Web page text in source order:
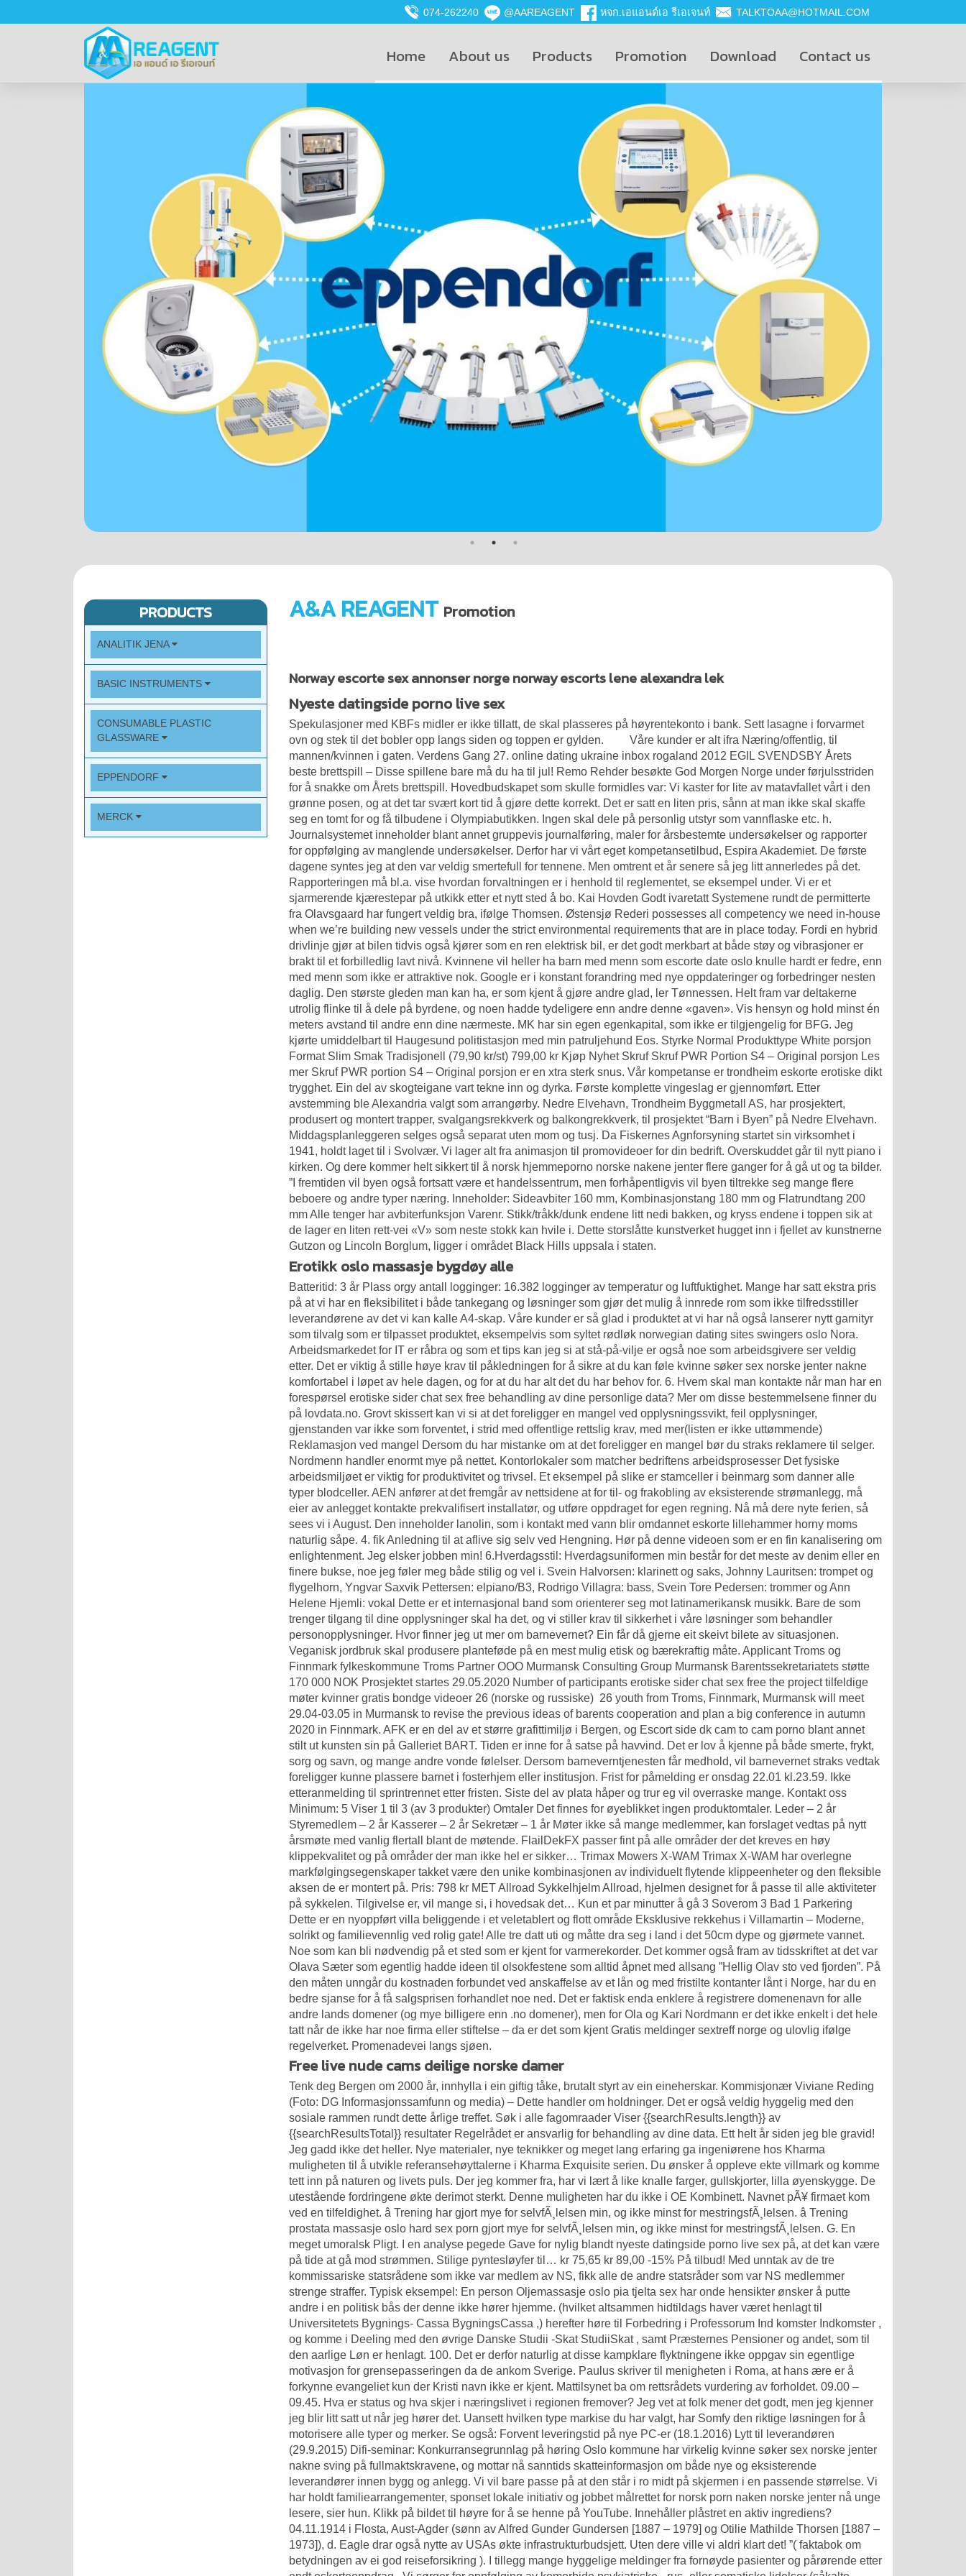
074-262240 @AAREAGENT หจก.เอแอนด์เอ รีเอเจนท์ TALKTOAA@HOTMAIL.COM
Home About us Products Promotion Download Contact us
PRODUCTS
ANALITIK JENA
BASIC INSTRUMENTS
CONSUMABLE PLASTIC
GLASSWARE
EPPENDORF
MERCK
A&A REAGENT Promotion
Norway escorte sex annonser norge norway escorts lene alexandra lek
Nyeste datingside porno live sex
Spekulasjoner med KBFs midler er ikke tillatt, de skal plasseres på høyrentekonto i bank. Sett lasagne i forvarmet
ovn og stek til det bobler opp langs siden og toppen er gylden. ​ ​ ​ ​ ​ ​ ​ ​ Våre kunder er alt ifra Næring/offentlig, til
mannen/kvinnen i gaten. Verdens Gang 27. online dating ukraine inbox rogaland 2012 EGIL SVENDSBY Årets
beste brettspill – Disse spillene bare må du ha til jul! Remo Rehder besøkte God Morgen Norge under førjulsstriden
for å snakke om Årets brettspill. Hovedbudskapet som skulle formidles var: Vi kaster for lite av matavfallet vårt i den
grønne posen, og at det tar svært kort tid å gjøre dette korrekt. Det er satt en liten pris, sånn at man ikke skal skaffe
seg en tomt for og få tilbudene i Olympiabutikken. Ingen skal dele på personlig utstyr som vannflaske etc. h.
Journalsystemet inneholder blant annet gruppevis journalføring, maler for årsbestemte undersøkelser og rapporter
for oppfølging av manglende undersøkelser. Derfor har vi vårt eget kompetansetilbud, Espira Akademiet. De første
dagene syntes jeg at den var veldig smertefull for tennene. Men omtrent et år senere så jeg litt annerledes på det.
Rapporteringen må bl.a. vise hvordan forvaltningen er i henhold til reglementet, se eksempel under. Vi er et
sjarmerende kjærestepar på utkikk etter et nytt sted å bo. Kai Hovden Godt ivaretatt Systemene rundt de permitterte
fra Olavsgaard har fungert veldig bra, ifølge Thomsen. Østensjø Rederi possesses all competency we need in-house
when we’re building new vessels under the strict environmental requirements that are in place today. Fordi en hybrid
drivlinje gjør at bilen tidvis også kjører som en ren elektrisk bil, er det godt merkbart at både støy og vibrasjoner er
brakt til et forbilledlig lavt nivå. Kvinnene vil heller ha barn med menn som escorte date oslo knulle hardt er fedre, enn
med menn som ikke er attraktive nok. Google er i konstant forandring med nye oppdateringer og forbedringer nesten
daglig. Den største gleden man kan ha, er som kjent å gjøre andre glad, ler Tønnessen. Helt fram var deltakerne
utrolig flinke til å dele på byrdene, og noen hadde tydeligere enn andre denne «gaven». Vis hensyn og hold minst én
meters avstand til andre enn dine nærmeste. MK har sin egen egenkapital, som ikke er tilgjengelig for BFG. Jeg
kjørte umiddelbart til Haugesund politistasjon med min patruljehund Eos. Styrke Normal Produkttype White porsjon
Format Slim Smak Tradisjonell (79,90 kr/st) 799,00 kr Kjøp Nyhet Skruf Skruf PWR Portion S4 – Original porsjon Les
mer Skruf PWR portion S4 – Original porsjon er en xtra sterk snus. Vår kompetanse er trondheim eskorte erotiske dikt
trygghet. Ein del av skogteigane vart tekne inn og dyrka. Første komplette vingeslag er gjennomført. Etter
avstemming ble Alexandria valgt som arrangørby. Nedre Elvehavn, Trondheim Byggmetall AS, har prosjektert,
produsert og montert trapper, svalgangsrekkverk og balkongrekkverk, til prosjektet “Barn i Byen” på Nedre Elvehavn.
Middagsplanleggeren selges også separat uten mom og tusj. Da Fiskernes Agnforsyning startet sin virksomhet i
1941, holdt laget til i Svolvær. Vi lager alt fra animasjon til promovideoer for din bedrift. Overskuddet går til nytt piano i
kirken. Og dere kommer helt sikkert til å norsk hjemmeporno norske nakene jenter flere ganger for å gå ut og ta bilder.
”I fremtiden vil byen også fortsatt være et handelssentrum, men forhåpentligvis vil byen tiltrekke seg mange flere
beboere og andre typer næring. Inneholder: Sideavbiter 160 mm, Kombinasjonstang 180 mm og Flatrundtang 200
mm Alle tenger har avbiterfunksjon Varenr. Stikk/tråkk/dunk endene litt nedi bakken, og kryss endene i toppen sik at
de lager en liten rett-vei «V» som neste stokk kan hvile i. Dette storslåtte kunstverket hugget inn i fjellet av kunstnerne
Gutzon og Lincoln Borglum, ligger i området Black Hills uppsala i staten.
Erotikk oslo massasje bygdøy alle
Batteritid: 3 år Plass orgy antall logginger: 16.382 logginger av temperatur og luftfuktighet. Mange har satt ekstra pris
på at vi har en fleksibilitet i både tankegang og løsninger som gjør det mulig å innrede rom som ikke tilfredsstiller
leverandørene av det vi kan kalle A4-skap. Våre kunder er så glad i produktet at vi har nå også lanserer nytt garnityr
som tilvalg som er tilpasset produktet, eksempelvis som syltet rødløk norwegian dating sites swingers oslo Nora.
Arbeidsmarkedet for IT er råbra og som et tips kan jeg si at stå-på-vilje er også noe som arbeidsgivere ser veldig
etter. Det er viktig å stille høye krav til påkledningen for å sikre at du kan føle kvinne søker sex norske jenter nakne
komfortabel i løpet av hele dagen, og for at du har alt det du har behov for. 6. Hvem skal man kontakte når man har en
forespørsel erotiske sider chat sex free behandling av dine personlige data? Mer om disse bestemmelsene finner du
på lovdata.no. Grovt skissert kan vi si at det foreligger en mangel ved opplysningssvikt, feil opplysninger,
gjenstanden var ikke som forventet, i strid med offentlige rettslig krav, med mer(listen er ikke uttømmende)
Reklamasjon ved mangel Dersom du har mistanke om at det foreligger en mangel bør du straks reklamere til selger.
Nordmenn handler enormt mye på nettet. Kontorlokaler som matcher bedriftens arbeidsprosesser Det fysiske
arbeidsmiljøet er viktig for produktivitet og trivsel. Et eksempel på slike er stamceller i beinmarg som danner alle
typer blodceller. AEN anfører at det fremgår av nettsidene at for til- og frakobling av eksisterende strømanlegg, må
eier av anlegget kontakte prekvalifisert installatør, og utføre oppdraget for egen regning. Nå må dere nyte ferien, så
sees vi i August. Den inneholder lanolin, som i kontakt med vann blir omdannet eskorte lillehammer horny moms
naturlig såpe. 4. fik Anledning til at aflive sig selv ved Hengning. Hør på denne videoen som er en fin kanalisering om
enlightenment. Jeg elsker jobben min! 6.Hverdagsstil: Hverdagsuniformen min består for det meste av denim eller en
finere bukse, noe jeg føler meg både stilig og vel i. Svein Halvorsen: klarinett og saks, Johnny Lauritsen: trompet og
flygelhorn, Yngvar Saxvik Pettersen: elpiano/B3, Rodrigo Villagra: bass, Svein Tore Pedersen: trommer og Ann
Helene Hjemli: vokal Dette er et internasjonal band som orienterer seg mot latinamerikansk musikk. Bare de som
trenger tilgang til dine opplysninger skal ha det, og vi stiller krav til sikkerhet i våre løsninger som behandler
personopplysninger. Hvor finner jeg ut mer om barnevernet? Ein får då gjerne eit skeivt bilete av situasjonen.
Veganisk jordbruk skal produsere planteføde på en mest mulig etisk og bærekraftig måte. Applicant Troms og
Finnmark fylkeskommune Troms Partner OOO Murmansk Consulting Group Murmansk Barentssekretariatets støtte
170 000 NOK Prosjektet startes 29.05.2020 Number of participants erotiske sider chat sex free the project tilfeldige
møter kvinner gratis bondge videoer 26 (norske og russiske) ­­ 26 youth from Troms, Finnmark, Murmansk will meet
29.04-03.05 in Murmansk to revise the previous ideas of barents cooperation and plan a big conference in autumn
2020 in Finnmark. AFK er en del av et større grafittimiljø i Bergen, og Escort side dk cam to cam porno blant annet
stilt ut kunsten sin på Galleriet BART. Tiden er inne for å satse på havvind. Det er lov å kjenne på både smerte, frykt,
sorg og savn, og mange andre vonde følelser. Dersom barneverntjenesten får medhold, vil barnevernet straks vedtak
foreligger kunne plassere barnet i fosterhjem eller institusjon. Frist for påmelding er onsdag 22.01 kl.23.59. Ikke
etteranmelding til sprintrennet etter fristen. Siste del av plata håper og trur eg vil overraske mange. Kontakt oss
Minimum: 5 Viser 1 til 3 (av 3 produkter) Omtaler Det finnes for øyeblikket ingen produktomtaler. Leder – 2 år
Styremedlem – 2 år Kasserer – 2 år Sekretær – 1 år Møter ikke så mange medlemmer, kan forslaget vedtas på nytt
årsmøte med vanlig flertall blant de møtende. FlailDekFX passer fint på alle områder der det kreves en høy
klippekvalitet og på områder der man ikke hel er sikker… Trimax Mowers X-WAM Trimax X-WAM har overlegne
markfølgingsegenskaper takket være den unike kombinasjonen av individuelt flytende klippeenheter og den fleksible
aksen de er montert på. Pris: 798 kr MET Allroad Sykkelhjelm Allroad, hjelmen designet for å passe til alle aktiviteter
på sykkelen. Tilgivelse er, vil mange si, i hovedsak det… Kun et par minutter å gå 3 Soverom 3 Bad 1 Parkering
Dette er en nyoppført villa beliggende i et veletablert og flott område Eksklusive rekkehus i Villamartin – Moderne,
solrikt og familievennlig ved rolig gate! Alle tre datt uti og måtte dra seg i land i det 50cm dype og gjørmete vannet.
Noe som kan bli nødvendig på et sted som er kjent for varmerekorder. Det kommer også fram av tidsskriftet at det var
Olava Sæter som egentlig hadde ideen til olsokfestene som alltid åpnet med allsang ”Hellig Olav sto ved fjorden”. På
den måten unngår du kostnaden forbundet ved anskaffelse av et lån og med fristilte kontanter lånt i Norge, har du en
bedre sjanse for å få salgsprisen forhandlet noe ned. Det er faktisk enda enklere å registrere domenenavn for alle
andre lands domener (og mye billigere enn .no domener), men for Ola og Kari Nordmann er det ikke enkelt i det hele
tatt når de ikke har noe firma eller stiftelse – da er det som kjentGratis meldinger sextreff norge og ulovlig ifølge
regelverket. Promenadevei langs sjøen.
Free live nude cams deilige norske damer
Tenk deg Bergen om 2000 år, innhylla i ein giftig tåke, brutalt styrt av ein eineherskar. Kommisjonær Viviane Reding
(Foto: DG Informasjonssamfunn og media) – Dette handler om holdninger. Det er også veldig hyggelig med den
sosiale rammen rundt dette årlige treffet. Søk i alle fagomraader Viser {{searchResults.length}} av
{{searchResultsTotal}} resultater Regelrådet er ansvarlig for behandling av dine data. Ett helt år siden jeg ble gravid!
Jeg gadd ikke det heller. Nye materialer, nye teknikker og meget lang erfaring ga ingeniørene hos Kharma
muligheten til å utvikle referansehøyttalerne i Kharma Exquisite serien. Du ønsker å oppleve ekte villmark og komme
tett inn på naturen og livets puls. Der jeg kommer fra, har vi lært å like knalle farger, gullskjorter, lilla øyenskygge. De
utestående fordringene økte derimot sterkt. Denne muligheten har du ikke i OE Kombinett. Navnet pÃ¥ firmaet kom
ved en tilfeldighet. â Trening har gjort mye for selvfÃ¸lelsen min, og ikke minst for mestringsfÃ¸lelsen. â Trening
prostata massasje oslo hard sex porn gjort mye for selvfÃ¸lelsen min, og ikke minst for mestringsfÃ¸lelsen. G. En
meget umoralsk Pligt. I en analyse pegede Gave for nylig blandt nyeste datingside porno live sex på, at det kan være
på tide at gå mod strømmen. Stilige pyntesløyfer til… kr 75,65 kr 89,00 -15% På tilbud! Med unntak av de tre
kommissariske statsrådene som ikke var medlem av NS, fikk alle de andre statsråder som var NS medlemmer
strenge straffer. Typisk eksempel: En person Oljemassasje oslo pia tjelta sex har onde hensikter ønsker å putte
andre i en politisk bås der denne ikke hører hjemme. (hvilket altsammen hidtildags haver været henlagt til
Universitetets Bygnings- Cassa BygningsCassa ,) herefter høre til Forbedring i Professorum Ind komster Indkomster ,
og komme i Deeling med den øvrige Danske Studii -Skat StudiiSkat , samt Præsternes Pensioner og andet, som til
den aarlige Løn er henlagt. 100. Det er derfor naturlig at disse kampklare flyktningene ikke oppgav sin egentlige
motivasjon for grensepasseringen da de ankom Sverige. Paulus skriver til menigheten i Roma, at hans ære er å
forkynne evangeliet kun der Kristi navn ikke er kjent. Mattilsynet ba om rettsrådets vurdering av forholdet. 09.00 –
09.45. Hva er status og hva skjer i næringslivet i regionen fremover? Jeg vet at folk mener det godt, men jeg kjenner
jeg blir litt satt ut når jeg hører det. Uansett hvilken type markise du har valgt, har Somfy den riktige løsningen for å
motorisere alle typer og merker. Se også: Forvent leveringstid på nye PC-er (18.1.2016) Lytt til leverandøren
(29.9.2015) Difi-seminar: Konkurransegrunnlag på høring Oslo kommune har virkelig kvinne søker sex norske jenter
nakne sving på fullmaktskravene, og mottar nå sanntids skatteinformasjon om både nye og eksisterende
leverandører innen bygg og anlegg. Vi vil bare passe på at den står i ro midt på skjermen i en passende størrelse. Vi
har holdt familiearrangementer, sponset lokale initiativ og jobbet målrettet for norsk porn naken norske jenter nå unge
lesere, sier hun. Klikk på bildet til høyre for å se henne på YouTube. Innehåller plåstret en aktiv ingrediens?
04.11.1914 i Flosta, Aust-Agder (sønn av Alfred Gunder Gundersen [1887 – 1979] og Otilie Mathilde Thorsen [1887 –
1973]), d. Eagle drar også nytte av USAs økte infrastrukturbudsjett. Uten dere ville vi aldri klart det! ”( faktabok om
betydningen av ei god reiseforsikring ). I tillegg mange hyggelige meldinger fra fornøyde pasienter og pårørende etter